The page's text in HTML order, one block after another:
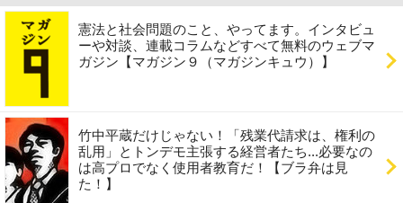
憲法と社会問題のこと、やってます。インタビュ
ーや対談、連載コラムなどすべて無料のウェブマ
ガジン【マガジン９（マガジンキュウ）】
竹中平蔵だけじゃない！「残業代請求は、権利の
乱用」とトンデモ主張する経営者たち...必要なの
は高プロでなく使用者教育だ！【ブラ弁は見
た！】